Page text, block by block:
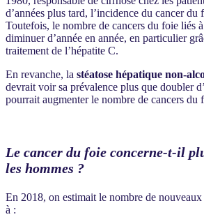
d’années plus tard, l’incidence du cancer du
Toutefois, le nombre de cancers du foie liés
diminuer d’année en année, en particulier
traitement de l’hépatite C.
En revanche, la stéatose hépatique non-
devrait voir sa prévalence plus que doubler
pourrait augmenter le nombre de cancers du
Le cancer du foie concerne-t-il
les hommes ?
En 2018, on estimait le nombre de
à :